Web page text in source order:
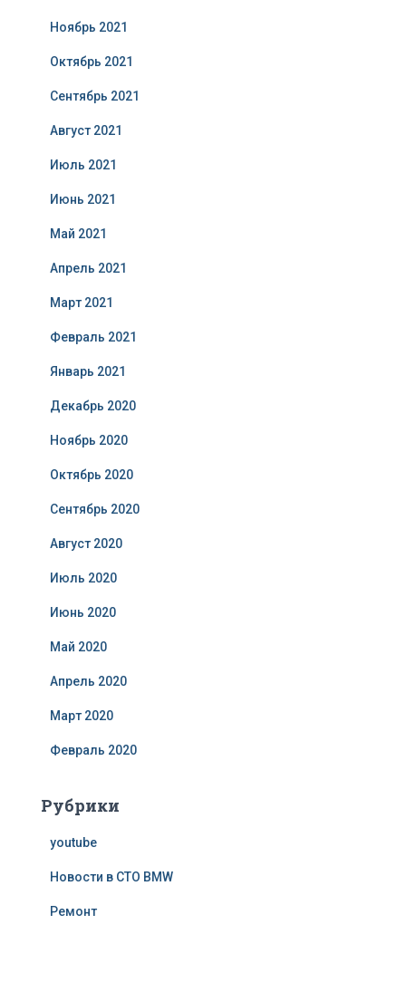
Ноябрь 2021
Октябрь 2021
Сентябрь 2021
Август 2021
Июль 2021
Июнь 2021
Май 2021
Апрель 2021
Март 2021
Февраль 2021
Январь 2021
Декабрь 2020
Ноябрь 2020
Октябрь 2020
Сентябрь 2020
Август 2020
Июль 2020
Июнь 2020
Май 2020
Апрель 2020
Март 2020
Февраль 2020
Рубрики
youtube
Новости в СТО BMW
Ремонт